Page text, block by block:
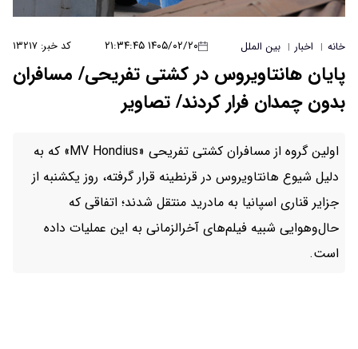
خانه | اخبار | بین الملل ۱۴۰۵/۰۲/۲۰ ۲۱:۳۴:۴۵ کد خبر: ۱۳۲۱۷
پایان هانتاویروس در کشتی تفریحی/ مسافران
بدون چمدان فرار کردند/ تصاویر
اولین گروه از مسافران کشتی تفریحی «MV Hondius» که به
دلیل شیوع هانتاویروس در قرنطینه قرار گرفته، روز یکشنبه از
جزایر قناری اسپانیا به مادرید منتقل شدند؛ اتفاقی که
حال‌وهوایی شبیه فیلم‌های آخرالزمانی به این عملیات داده
است.